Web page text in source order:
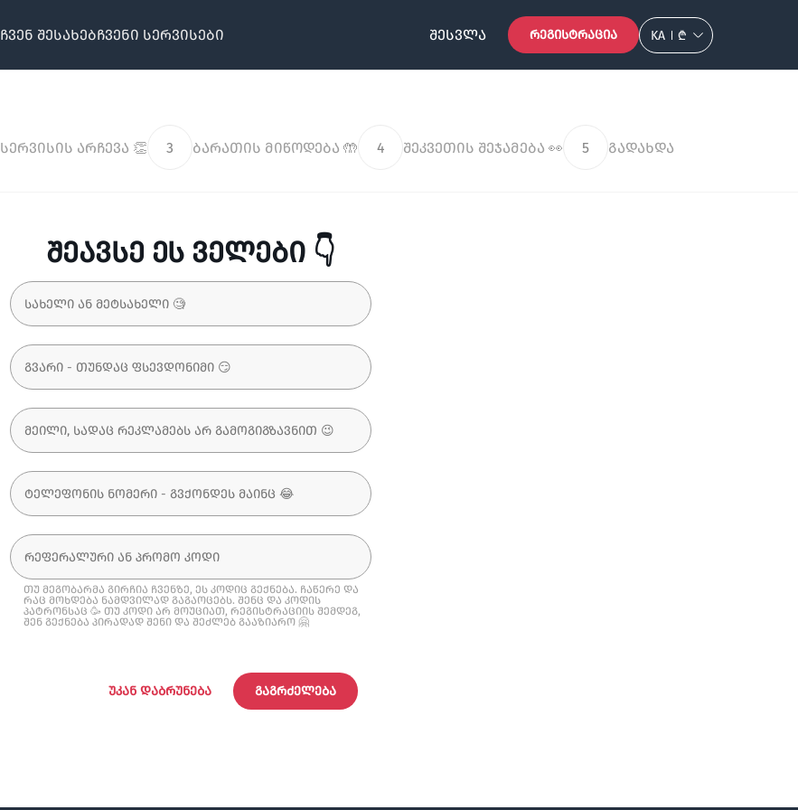
ჩვენ შესახებჩვენი სერვისები ᲨᲔᲡᲕᲚᲐ ᲠᲔᲒᲘᲡᲢᲠᲐᲪᲘᲐ KA ₾
სერვისის არჩევა 👏 3 ბარათის მიწოდება 🤲 4 შეკვეთის შეჯამება 👀 5 გადახდა
შეავსე ეს ველები 👇
თუ მეგობარმა გირჩია ჩვენზე, ეს კოდიც გექნება. ჩაწერე და
რაც მოხდება ნამდვილად გაგაოცებს. შენც და კოდის
პატრონსაც 🥳 თუ კოდი არ მოუციათ, რეგისტრაციის შემდეგ,
შენ გექნება პირადად შენი და შეძლებ გააზიარო 🤗
ᲣᲙᲐᲜ ᲓᲐᲑᲠᲣᲜᲔᲑᲐ ᲒᲐᲒᲠᲫᲔᲚᲔᲑᲐ